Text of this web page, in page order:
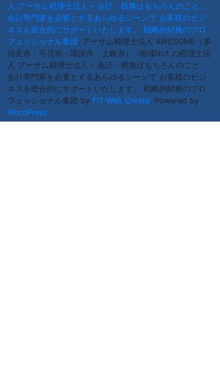
人 アーサム税理士法人 – 会計・税務はもちろんのこと、
会計専門家を必要とするあらゆるシーンで お客様のビジ
ネスを総合的にサポートいたします。 戦略的財務のプロ
フェッショナル集団. アーサム税理士法人 AWESOME（多
治見市・可児市・瑞浪市・土岐市） -地域No1 の税理士法
人 アーサム税理士法人 – 会計・税務はもちろんのこと、
会計専門家を必要とするあらゆるシーンで お客様のビジ
ネスを総合的にサポートいたします。 戦略的財務のプロ
フェッショナル集団 by FIT-Web Create. Powered by
WordPress.